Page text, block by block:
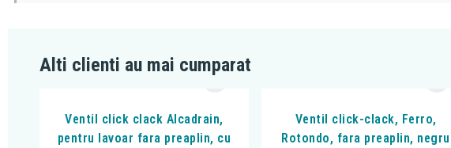
Alti clienti au mai cumparat
Ventil click clack Alcadrain,
pentru lavoar fara preaplin, cu
Ventil click-clack, Ferro,
Rotondo, fara preaplin, negru